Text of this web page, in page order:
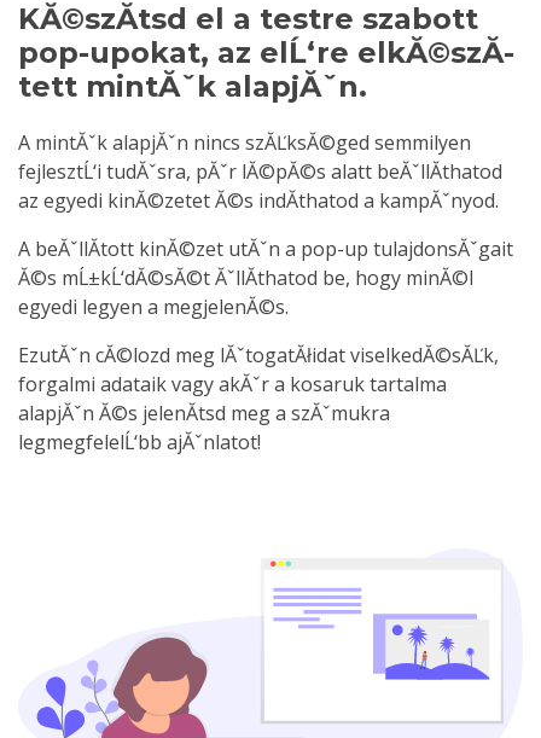
KĂ©szĂ­tsd el a testre szabott
pop-upokat, az elĹ‘re elkĂ©szĂ­
tett mintĂˇk alapjĂˇn.
A mintĂˇk alapjĂˇn nincs szĂĽksĂ©ged semmilyen
fejlesztĹ‘i tudĂˇsra, pĂˇr lĂ©pĂ©s alatt beĂˇllĂ­thatod
az egyedi kinĂ©zetet Ă©s indĂ­thatod a kampĂˇnyod.
A beĂˇllĂ­tott kinĂ©zet utĂˇn a pop-up tulajdonsĂˇgait
Ă©s mĹ±kĹ‘dĂ©sĂ©t ĂˇllĂ­thatod be, hogy minĂ©l
egyedi legyen a megjelenĂ©s.
EzutĂˇn cĂ©lozd meg lĂˇtogatĂłidat viselkedĂ©sĂĽk,
forgalmi adataik vagy akĂˇr a kosaruk tartalma
alapjĂˇn Ă©s jelenĂ­tsd meg a szĂˇmukra
legmegfelelĹ‘bb ajĂˇnlatot!